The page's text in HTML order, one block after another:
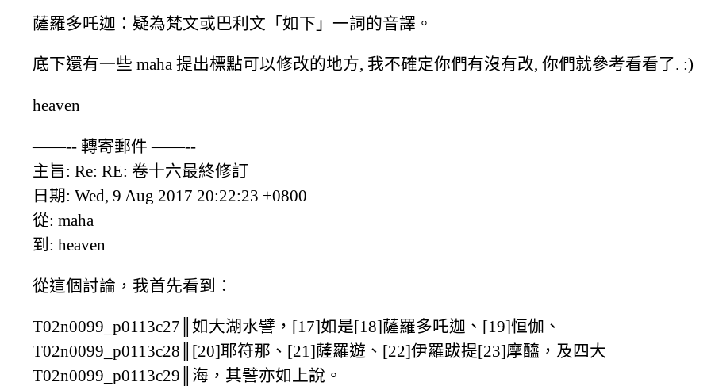
薩羅多吒迦：疑為梵文或巴利文「如下」一詞的音譯。
底下還有一些 maha 提出標點可以修改的地方, 我不確定你們有沒有改, 你們就參考看看了. :)
heaven
——-- 轉寄郵件 ——--
主旨: Re: RE: 卷十六最終修訂
日期: Wed, 9 Aug 2017 20:22:23 +0800
從: maha
到: heaven
從這個討論，我首先看到：
T02n0099_p0113c27║如大湖水譬，[17]如是[18]薩羅多吒迦、[19]恒伽、
T02n0099_p0113c28║[20]耶符那、[21]薩羅遊、[22]伊羅跋提[23]摩醯，及四大
T02n0099_p0113c29║海，其譬亦如上說。